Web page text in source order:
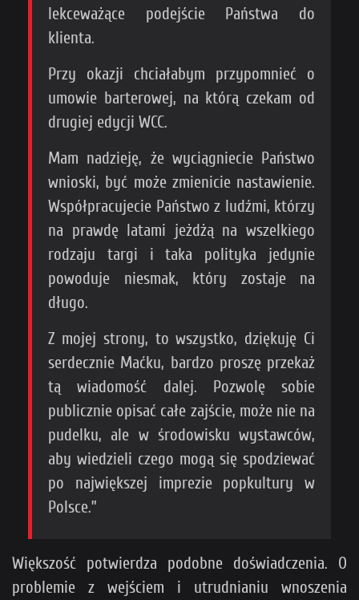
lekceważące podejście Państwa do
klienta.
Przy okazji chciałabym przypomnieć o
umowie barterowej, na którą czekam od
drugiej edycji WCC.
Mam nadzieję, że wyciągniecie Państwo
wnioski, być może zmienicie nastawienie.
Współpracujecie Państwo z ludźmi, którzy
na prawdę latami jeżdżą na wszelkiego
rodzaju targi i taka polityka jedynie
powoduje niesmak, który zostaje na
długo.
Z mojej strony, to wszystko, dziękuję Ci
serdecznie Maćku, bardzo proszę przekaż
tą wiadomość dalej. Pozwolę sobie
publicznie opisać całe zajście, może nie na
pudelku, ale w środowisku wystawców,
aby wiedzieli czego mogą się spodziewać
po największej imprezie popkultury w
Polsce.”
Większość potwierdza podobne doświadczenia. O
problemie z wejściem i utrudnianiu wnoszenia